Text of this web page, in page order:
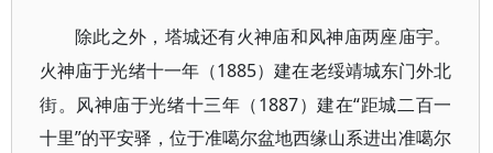
除此之外，塔城还有火神庙和风神庙两座庙宇。
火神庙于光绪十一年（1885）建在老绥靖城东门外北
街。风神庙于光绪十三年（1887）建在“距城二百一
十里”的平安驿，位于准噶尔盆地西缘山系进出准噶尔